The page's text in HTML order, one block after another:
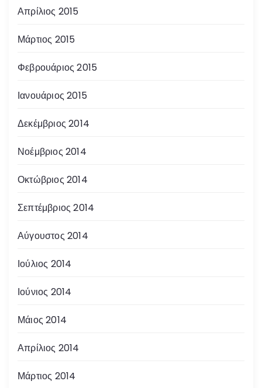
Απρίλιος 2015
Μάρτιος 2015
Φεβρουάριος 2015
Ιανουάριος 2015
Δεκέμβριος 2014
Νοέμβριος 2014
Οκτώβριος 2014
Σεπτέμβριος 2014
Αύγουστος 2014
Ιούλιος 2014
Ιούνιος 2014
Μάιος 2014
Απρίλιος 2014
Μάρτιος 2014